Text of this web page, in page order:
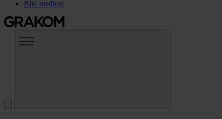
Bliv medlem